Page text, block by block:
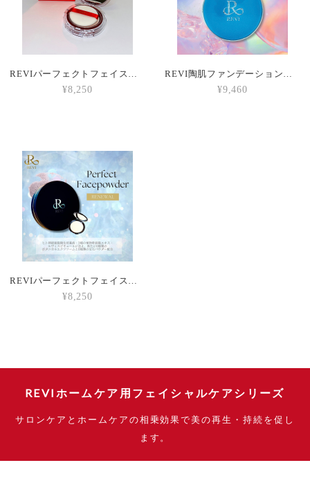
¥8,250
¥9,460
¥8,250
REVIホームケア用フェイシャルケアシリーズ
サロンケアとホームケアの相乗効果で美の再生・持続を促し
ます。